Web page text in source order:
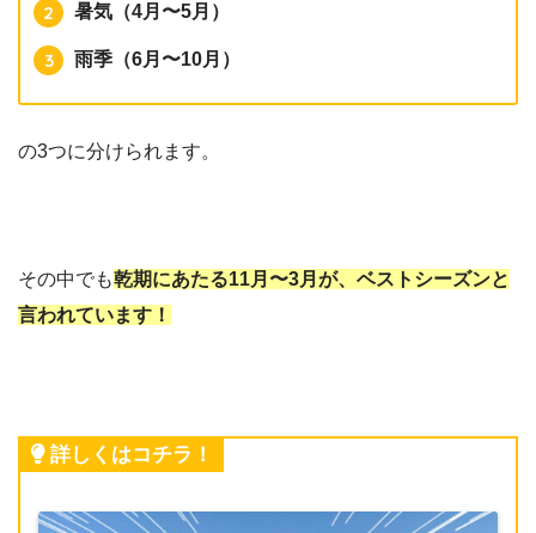
暑気（4月〜5月）
雨季（6月〜10月）
の3つに分けられます。
その中でも乾期にあたる11月〜3月が、ベストシーズンと
言われています！
詳しくはコチラ！